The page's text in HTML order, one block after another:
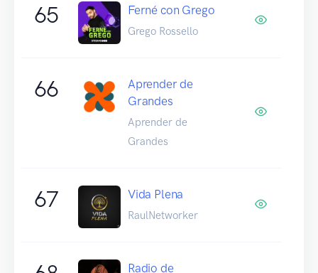
65 Ferné con Grego
Grego Rossello
66
Aprender de
Grandes
Aprender de
Grandes
67 Vida Plena
RaulNetworker
Radio de